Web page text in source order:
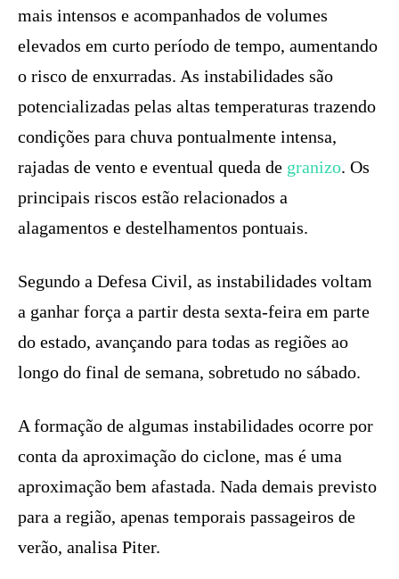
mais intensos e acompanhados de volumes
elevados em curto período de tempo, aumentando
o risco de enxurradas. As instabilidades são
potencializadas pelas altas temperaturas trazendo
condições para chuva pontualmente intensa,
rajadas de vento e eventual queda de granizo. Os
principais riscos estão relacionados a
alagamentos e destelhamentos pontuais.
Segundo a Defesa Civil, as instabilidades voltam
a ganhar força a partir desta sexta-feira em parte
do estado, avançando para todas as regiões ao
longo do final de semana, sobretudo no sábado.
A formação de algumas instabilidades ocorre por
conta da aproximação do ciclone, mas é uma
aproximação bem afastada. Nada demais previsto
para a região, apenas temporais passageiros de
verão, analisa Piter.